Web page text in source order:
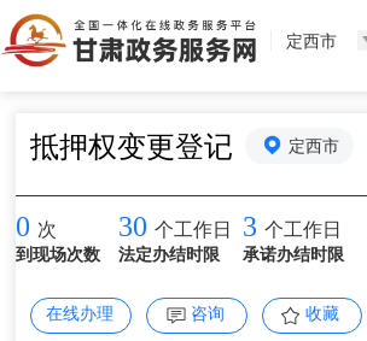
定西市
抵押权变更登记 定西市
0 次
到现场次数
30 个工作日
法定办结时限
3 个工作日
承诺办结时限
在线办理 咨询 收藏